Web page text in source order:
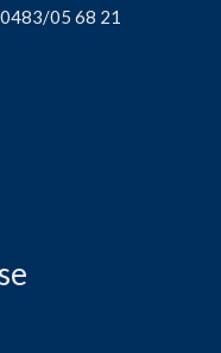
05 68 21